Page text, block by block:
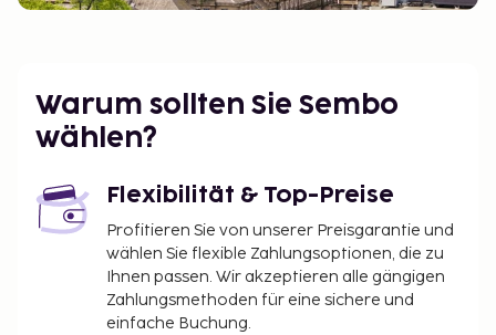
Warum sollten Sie Sembo
wählen?
Flexibilität & Top-Preise
Profitieren Sie von unserer Preisgarantie und
wählen Sie flexible Zahlungsoptionen, die zu
Ihnen passen. Wir akzeptieren alle gängigen
Zahlungsmethoden für eine sichere und
einfache Buchung.